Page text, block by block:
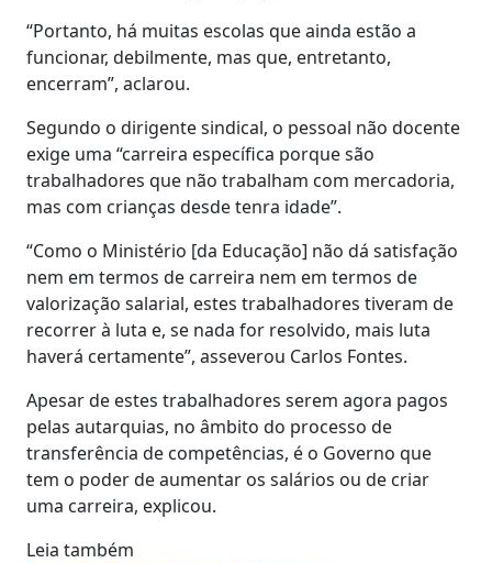
“Portanto, há muitas escolas que ainda estão a
funcionar, debilmente, mas que, entretanto,
encerram”, aclarou.
Segundo o dirigente sindical, o pessoal não docente
exige uma “carreira específica porque são
trabalhadores que não trabalham com mercadoria,
mas com crianças desde tenra idade”.
“Como o Ministério [da Educação] não dá satisfação
nem em termos de carreira nem em termos de
valorização salarial, estes trabalhadores tiveram de
recorrer à luta e, se nada for resolvido, mais luta
haverá certamente”, asseverou Carlos Fontes.
Apesar de estes trabalhadores serem agora pagos
pelas autarquias, no âmbito do processo de
transferência de competências, é o Governo que
tem o poder de aumentar os salários ou de criar
uma carreira, explicou.
Leia também